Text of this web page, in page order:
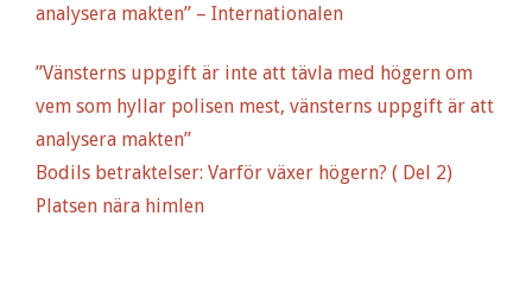
analysera makten” – Internationalen
”Vänsterns uppgift är inte att tävla med högern om
vem som hyllar polisen mest, vänsterns uppgift är att
analysera makten”
Bodils betraktelser: Varför växer högern? ( Del 2)
Platsen nära himlen